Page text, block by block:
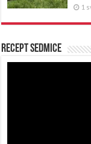
1
Recept sedmice